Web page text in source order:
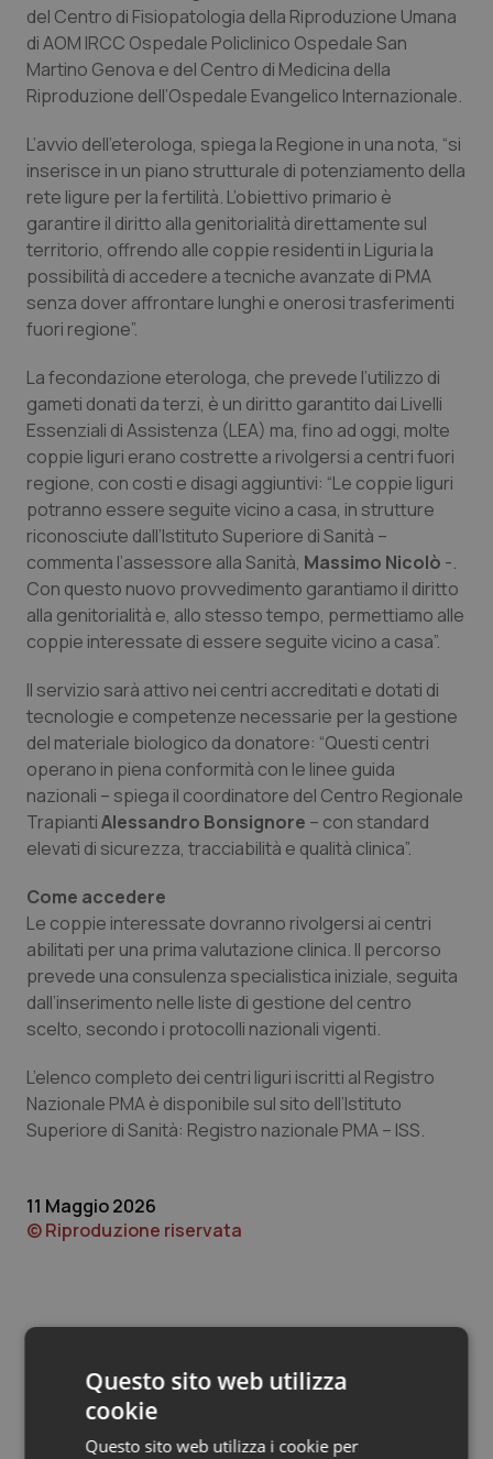
Campania
Emilia-Romagna
Friuli Venezia Giulia
Lazio
Liguria
Lombardia
Marche
Molise
Piemonte
Provincia Autonoma di Bolzano
Provincia Autonoma di Trento
Puglia
Sardegna
Sicilia
Toscana
Umbria
Valle D’Aosta
Veneto
Car-T
Colesterolo & coronaropatie
Dermatite Atopica
Diabete & glucometri
Disturbi dell’umore
Dolore
Donna & Salute
Epatiti
HIV
Infezioni & Febbre
Ipertensione & Scompenso
Malattie rare
Malattia di Crohn & Rettocolite Ulcerosa
Neuroscienze & patologie neurodegenerative
Obesità
Oftalmologia
Oncodermatologia
Oncoematologia
Oncologia & Nutrizione
Psoriasi & pelle
Quotidiano Cardiologia
Quotidiano Pediatria
Rene & patologie urogenitali
del Centro di Fisiopatologia della Riproduzione Umana
di AOM IRCC Ospedale Policlinico Ospedale San
Martino Genova e del Centro di Medicina della
Riproduzione dell’Ospedale Evangelico Internazionale.
L’avvio dell’eterologa, spiega la Regione in una nota, “si
inserisce in un piano strutturale di potenziamento della
rete ligure per la fertilità. L’obiettivo primario è
garantire il diritto alla genitorialità direttamente sul
territorio, offrendo alle coppie residenti in Liguria la
possibilità di accedere a tecniche avanzate di PMA
senza dover affrontare lunghi e onerosi trasferimenti
fuori regione”.
La fecondazione eterologa, che prevede l’utilizzo di
gameti donati da terzi, è un diritto garantito dai Livelli
Essenziali di Assistenza (LEA) ma, fino ad oggi, molte
coppie liguri erano costrette a rivolgersi a centri fuori
regione, con costi e disagi aggiuntivi: “Le coppie liguri
potranno essere seguite vicino a casa, in strutture
riconosciute dall’Istituto Superiore di Sanità –
commenta l’assessore alla Sanità, Massimo Nicolò -.
Con questo nuovo provvedimento garantiamo il diritto
alla genitorialità e, allo stesso tempo, permettiamo alle
coppie interessate di essere seguite vicino a casa”.
Il servizio sarà attivo nei centri accreditati e dotati di
tecnologie e competenze necessarie per la gestione
del materiale biologico da donatore: “Questi centri
operano in piena conformità con le linee guida
nazionali – spiega il coordinatore del Centro Regionale
TrapiantiAlessandro Bonsignore – con standard
elevati di sicurezza, tracciabilità e qualità clinica”.
Come accedere
Le coppie interessate dovranno rivolgersi ai centri
abilitati per una prima valutazione clinica. Il percorso
prevede una consulenza specialistica iniziale, seguita
dall’inserimento nelle liste di gestione del centro
scelto, secondo i protocolli nazionali vigenti.
L’elenco completo dei centri liguri iscritti al Registro
Nazionale PMA è disponibile sul sito dell’Istituto
Superiore di Sanità: Registro nazionale PMA – ISS.
11 Maggio 2026
© Riproduzione riservata
Potrebbe interessarti in
Liguria
Questo sito web utilizza
cookie
Questo sito web utilizza i cookie per